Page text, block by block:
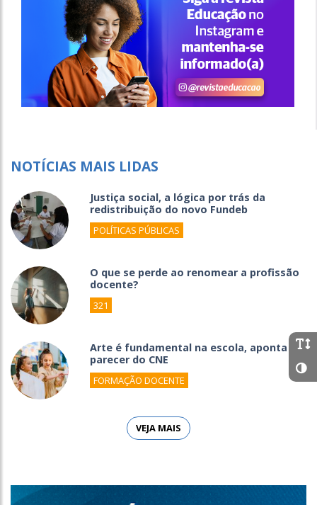
NOTÍCIAS MAIS LIDAS
Justiça social, a lógica por trás da
redistribuição do novo Fundeb
POLÍTICAS PÚBLICAS
O que se perde ao renomear a profissão
docente?
321
Arte é fundamental na escola, aponta
parecer do CNE
FORMAÇÃO DOCENTE
VEJA MAIS